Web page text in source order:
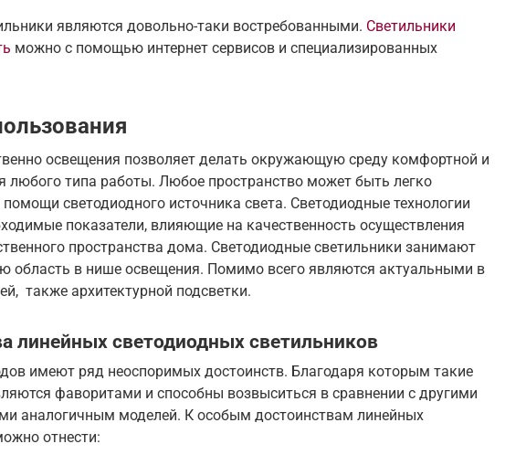
являются довольно-таки востребованными. Светильники
можно с помощью интернет сервисов и специализированных
освещения позволяет делать окружающую среду комфортной и
любого типа работы. Любое пространство может быть легко
светодиодного источника света. Светодиодные технологии
показатели, влияющие на качественность осуществления
пространства дома. Светодиодные светильники занимают
область в нише освещения. Помимо всего являются актуальными в
также архитектурной подсветки.
линейных светодиодных светильников
имеют ряд неоспоримых достоинств. Благодаря которым такие
фаворитами и способны возвыситься в сравнении с другими
аналогичным моделей. К особым достоинствам линейных
отнести: